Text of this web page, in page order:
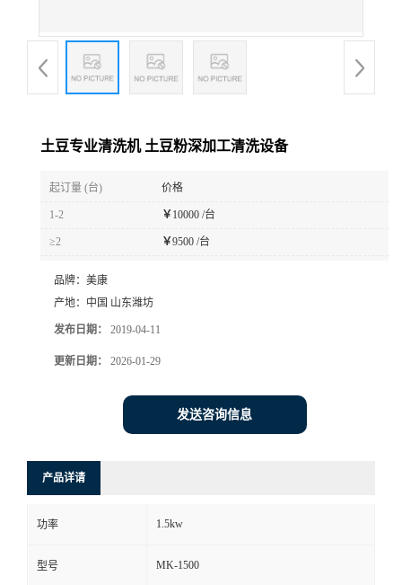
土豆专业清洗机 土豆粉深加工清洗设备
起订量 (台) 价格
1-2 ￥10000 /台
≥2 ￥9500 /台
品牌： 美康
产地： 中国 山东潍坊
发布日期： 2019-04-11
更新日期： 2026-01-29
发送咨询信息
产品详请
功率 1.5kw
型号 MK-1500